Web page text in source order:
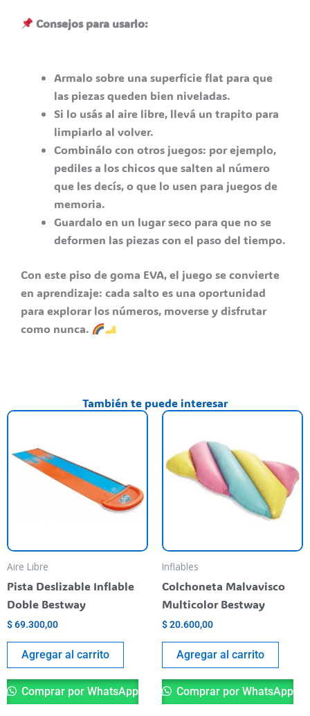
Consejos para usarlo:
Armalo sobre una superficie flat para que
las piezas queden bien niveladas.
Si lo usás al aire libre, llevá un trapito para
limpiarlo al volver.
Combinálo con otros juegos: por ejemplo,
pediles a los chicos que salten al número
que les decís, o que lo usen para juegos de
memoria.
Guardalo en un lugar seco para que no se
deformen las piezas con el paso del tiempo.
Con este piso de goma EVA, el juego se convierte
en aprendizaje: cada salto es una oportunidad
para explorar los números, moverse y disfrutar
como nunca.
También te puede interesar
Aire Libre
Pista Deslizable Inflable
Doble Bestway
$69.300,00
Agregar al carrito
Comprar por WhatsApp
Inflables
Colchoneta Malvavisco
Multicolor Bestway
$20.600,00
Agregar al carrito
Comprar por WhatsApp